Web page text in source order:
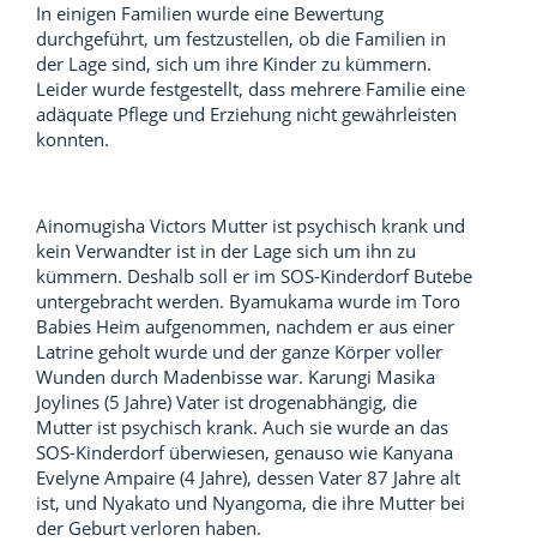
In einigen Familien wurde eine Bewertung
durchgeführt, um festzustellen, ob die Familien in
der Lage sind, sich um ihre Kinder zu kümmern.
Leider wurde festgestellt, dass mehrere Familie eine
adäquate Pflege und Erziehung nicht gewährleisten
konnten.
Ainomugisha Victors Mutter ist psychisch krank und
kein Verwandter ist in der Lage sich um ihn zu
kümmern. Deshalb soll er im SOS-Kinderdorf Butebe
untergebracht werden. Byamukama wurde im Toro
Babies Heim aufgenommen, nachdem er aus einer
Latrine geholt wurde und der ganze Körper voller
Wunden durch Madenbisse war. Karungi Masika
Joylines (5 Jahre) Vater ist drogenabhängig, die
Mutter ist psychisch krank. Auch sie wurde an das
SOS-Kinderdorf überwiesen, genauso wie Kanyana
Evelyne Ampaire (4 Jahre), dessen Vater 87 Jahre alt
ist, und Nyakato und Nyangoma, die ihre Mutter bei
der Geburt verloren haben.